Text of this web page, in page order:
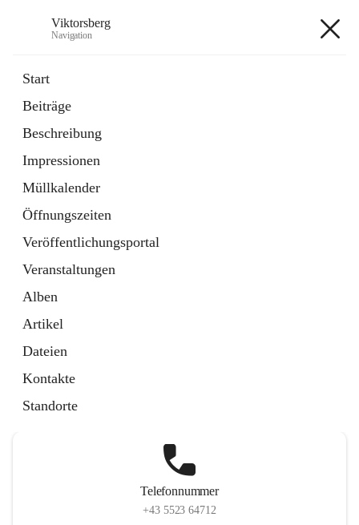
Viktorsberg
Navigation
Start
Beiträge
Beschreibung
Impressionen
Müllkalender
Öffnungszeiten
Veröffentlichungsportal
Veranstaltungen
Alben
Artikel
Dateien
Kontakte
Standorte
1 Schnellzugriff
Bürgerservice
10 Schnellzugriffe
Telefonnummer
+43 5523 64712